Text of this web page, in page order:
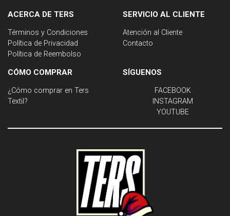
ACERCA DE TERS
Términos y Condiciones
Política de Privacidad
Política de Reembolso
SERVICIO AL CLIENTE
Atención al Cliente
Contacto
CÓMO COMPRAR
¿Cómo comprar en Ters
Textil?
SÍGUENOS
FACEBOOK
INSTAGRAM
YOUTUBE